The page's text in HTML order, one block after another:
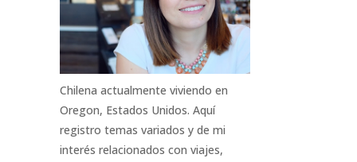
Chilena actualmente viviendo en
Oregon, Estados Unidos. Aquí
registro temas variados y de mi
interés relacionados con viajes,